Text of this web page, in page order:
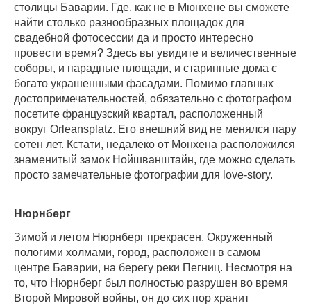
столицы Баварии. Где, как не в Мюнхене вы сможете
найти столько разнообразных площадок для
свадебной фотосессии да и просто интересно
провести время? Здесь вы увидите и величественные
соборы, и парадные площади, и старинные дома с
богато украшенными фасадами. Помимо главных
достопримечательностей, обязательно с фотографом
посетите французский квартал, расположенный
вокруг Orleansplatz. Его внешний вид не менялся пару
сотен лет. Кстати, недалеко от Монхена расположился
знаменитый замок Нойшванштайн, где можно сделать
просто замечательные фотографии для love-story.
Нюрнберг
Зимой и летом Нюрнберг прекрасен. Окруженный
пологими холмами, город, расположен в самом
центре Баварии, на берегу реки Пегниц. Несмотря на
то, что Нюрнберг был полностью разрушен во время
Второй Мировой войны, он до сих пор хранит